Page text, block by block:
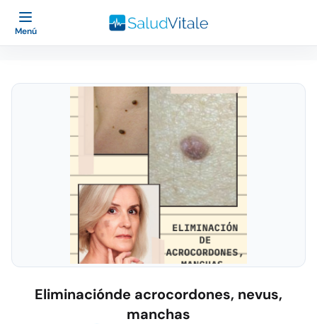
Menú
Eliminaciónde acrocordones, nevus,
manchas